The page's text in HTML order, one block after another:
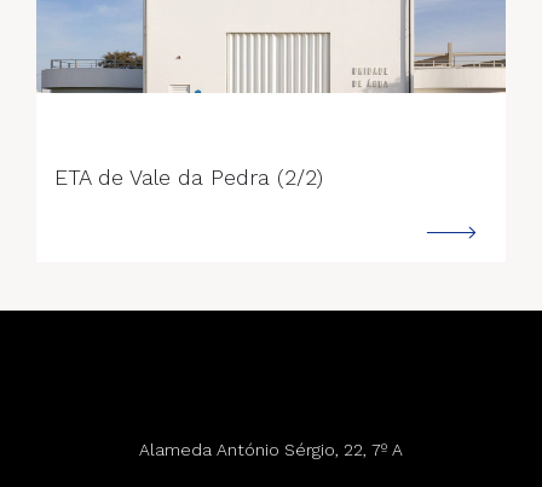
ETA de Vale da Pedra (2/2)
Alameda António Sérgio, 22, 7º A